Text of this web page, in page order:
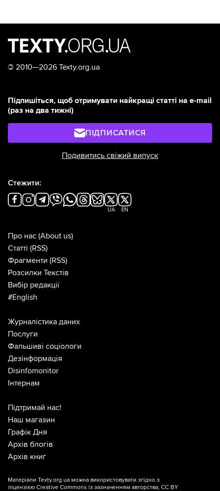
© 2010—2026 Texty.org.ua
Підпишіться, щоб отримувати найкращі статті на e-mail
(раз на два тижні)
ПІДПИСАТИСЯ
Подивитись свіжий випуск
Стежити:
UA EN
Про нас (About us)
Статті (RSS)
Фрагменти (RSS)
Розсилки Текстів
Вибір редакції
#English
Журналістика даних
Послуги
Фальшиві соціологи
Дезінформація
Disinfomonitor
Інтернам
Підтримай нас!
Наш магазин
Графік Дня
Архів блогів
Архів книг
Матеріали Texty.org.ua можна використовувати згідно з
ліцензією Creative Commons із зазначенням авторства, CC BY